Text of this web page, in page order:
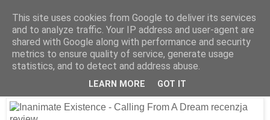
28 czerwca 2017
Inanimate Existence – Calling From A
Dream [2016]
This site uses cookies from Google to deliver its services
and to analyze traffic. Your IP address and user-agent are
shared with Google along with performance and security
metrics to ensure quality of service, generate usage
statistics, and to detect and address abuse.
LEARN MORE GOT IT